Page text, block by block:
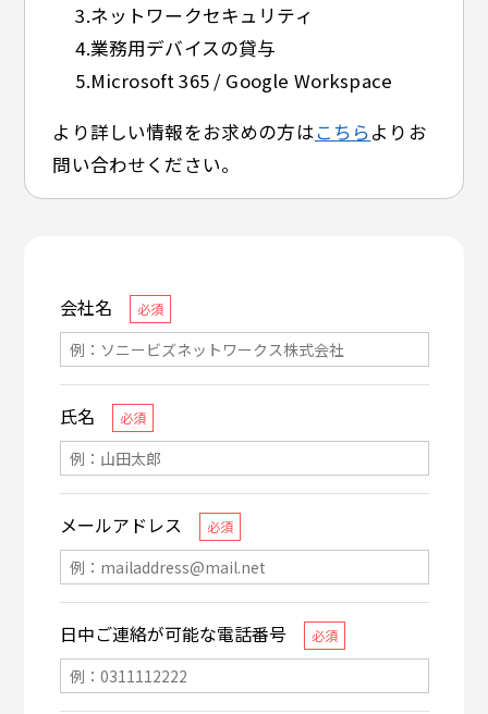
3.ネットワークセキュリティ
4.業務用デバイスの貸与
5.Microsoft 365 / Google Workspace
より詳しい情報をお求めの方はこちらよりお
問い合わせください。